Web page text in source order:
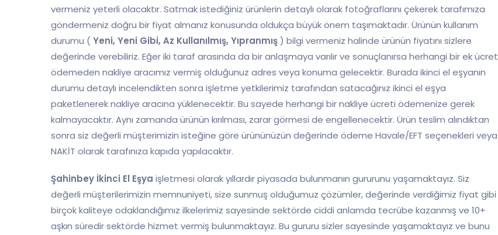
vermeniz yeterli olacaktır. Satmak istediğiniz ürünlerin detaylı olarak fotoğraflarını çekerek tarafımıza
göndermeniz doğru bir fiyat almanız konusunda oldukça büyük önem taşımaktadır. Ürünün kullanım
durumu (Yeni, Yeni Gibi, Az Kullanılmış, Yıpranmış) bilgi vermeniz halinde ürünün fiyatını sizlere
değerinde verebiliriz. Eğer iki taraf arasında da bir anlaşmaya varılır ve sonuçlanırsa herhangi bir ek ücret
ödemeden nakliye aracımız vermiş olduğunuz adres veya konuma gelecektir. Burada ikinci el eşyanın
durumu detaylı incelendikten sonra işletme yetkilerimiz tarafından satacağınız ikinci el eşya
paketlenerek nakliye aracına yüklenecektir. Bu sayede herhangi bir nakliye ücreti ödemenize gerek
kalmayacaktır. Aynı zamanda ürünün kırılması, zarar görmesi de engellenecektir. Ürün teslim alındıktan
sonra siz değerli müşterimizin isteğine göre ürününüzün değerinde ödeme Havale/EFT seçenekleri veya
NAKİT olarak tarafınıza kapıda yapılacaktır.
Şahinbey İkinci El Eşya işletmesi olarak yıllardır piyasada bulunmanın gururunu yaşamaktayız. Siz
değerli müşterilerimizin memnuniyeti, size sunmuş olduğumuz çözümler, değerinde verdiğimiz fiyat gibi
birçok kaliteye odaklandığımız ilkelerimiz sayesinde sektörde ciddi anlamda tecrübe kazanmış ve 10+
aşkın süredir sektörde hizmet vermiş bulunmaktayız. Bu gururu sizler sayesinde yaşamaktayız ve bunu